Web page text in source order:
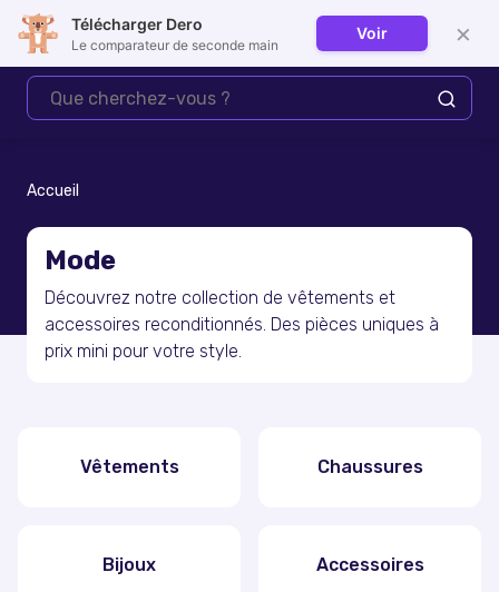
Se connecter
Accueil
Mode
Découvrez notre collection de vêtements et
accessoires reconditionnés. Des pièces uniques à
prix mini pour votre style.
Vêtements Chaussures
Bijoux Accessoires
Télécharger Dero
Le comparateur de seconde main
Voir ×